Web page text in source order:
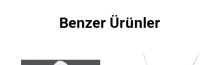
Benzer Ürünler